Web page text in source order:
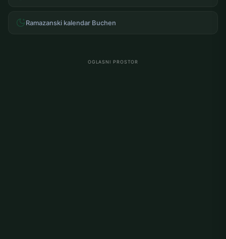
Ramazanski kalendar Buchen
OGLASNI PROSTOR